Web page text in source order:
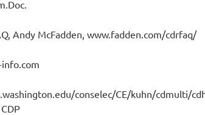
Andy McFadden, www.fadden.com/cdrfaq/
conselec/CE/kuhn/cdmulti/